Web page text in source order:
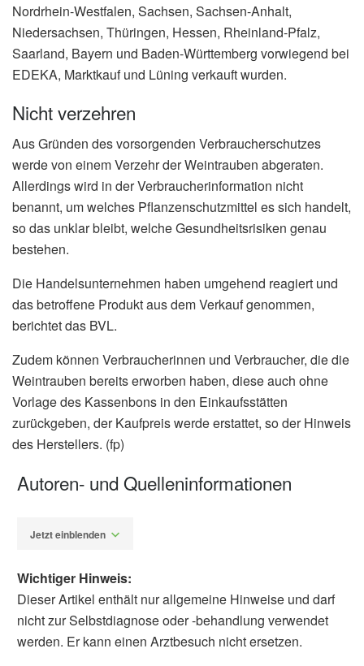
Nordrhein-Westfalen, Sachsen, Sachsen-Anhalt,
Niedersachsen, Thüringen, Hessen, Rheinland-Pfalz,
Saarland, Bayern und Baden-Württemberg vorwiegend bei
EDEKA, Marktkauf und Lüning verkauft wurden.
Nicht verzehren
Aus Gründen des vorsorgenden Verbraucherschutzes
werde von einem Verzehr der Weintrauben abgeraten.
Allerdings wird in der Verbraucherinformation nicht
benannt, um welches Pflanzenschutzmittel es sich handelt,
so das unklar bleibt, welche Gesundheitsrisiken genau
bestehen.
Die Handelsunternehmen haben umgehend reagiert und
das betroffene Produkt aus dem Verkauf genommen,
berichtet das BVL.
Zudem können Verbraucherinnen und Verbraucher, die die
Weintrauben bereits erworben haben, diese auch ohne
Vorlage des Kassenbons in den Einkaufsstätten
zurückgeben, der Kaufpreis werde erstattet, so der Hinweis
des Herstellers. (fp)
Autoren- und Quelleninformationen
Jetzt einblenden
Wichtiger Hinweis:
Dieser Artikel enthält nur allgemeine Hinweise und darf
nicht zur Selbstdiagnose oder -behandlung verwendet
werden. Er kann einen Arztbesuch nicht ersetzen.